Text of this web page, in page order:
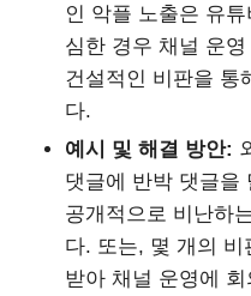
인 악플 노출은 유
심한 경우 채널 운
건설적인 비판을 통
다.
예시 및 해결 방안:
댓글에 반박 댓글을
공개적으로 비난하
다. 또는, 몇 개의
받아 채널 운영에